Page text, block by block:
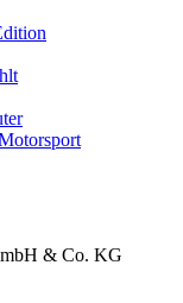
& Co. KG